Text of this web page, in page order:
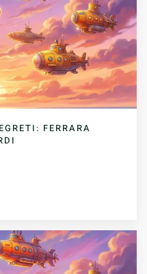
FERRARA